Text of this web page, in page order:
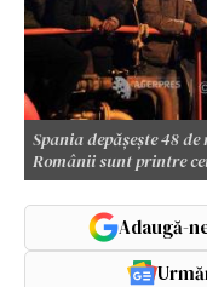
Spania depășește 48
Românii sunt printre
Adaugă-